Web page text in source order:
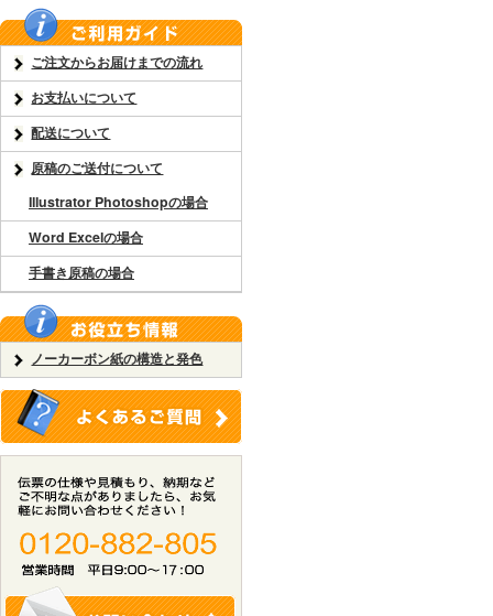
ご注文からお届けまでの流れ
お支払いについて
配送について
原稿のご送付について
Illustrator Photoshopの場合
Word Excelの場合
手書き原稿の場合
ノーカーボン紙の構造と発色